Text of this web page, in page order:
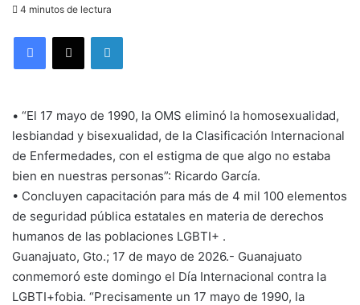
4 minutos de lectura
LinkedIn
• “El 17 mayo de 1990, la OMS eliminó la homosexualidad,
lesbiandad y bisexualidad, de la Clasificación Internacional
de Enfermedades, con el estigma de que algo no estaba
bien en nuestras personas”: Ricardo García.
• Concluyen capacitación para más de 4 mil 100 elementos
de seguridad pública estatales en materia de derechos
humanos de las poblaciones LGBTI+ .
Guanajuato, Gto.; 17 de mayo de 2026.- Guanajuato
conmemoró este domingo el Día Internacional contra la
LGBTI+fobia. “Precisamente un 17 mayo de 1990, la